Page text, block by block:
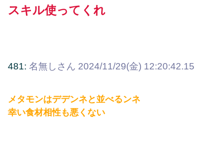
スキル使ってくれ
481: 名無しさん 2024/11/29(金) 12:20:42.15
メタモンはデデンネと並べるンネ
幸い食材相性も悪くない